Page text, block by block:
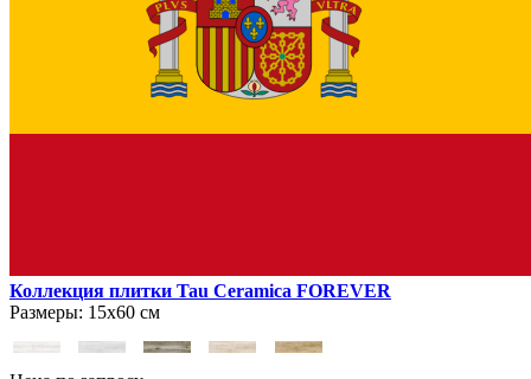
Коллекция плитки Tau Ceramica FOREVER
Размеры: 15х60 см